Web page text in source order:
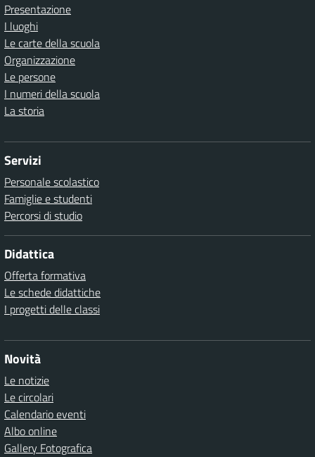
Presentazione
I luoghi
Le carte della scuola
Organizzazione
Le persone
I numeri della scuola
La storia
Servizi
Personale scolastico
Famiglie e studenti
Percorsi di studio
Didattica
Offerta formativa
Le schede didattiche
I progetti delle classi
Novità
Le notizie
Le circolari
Calendario eventi
Albo online
Gallery Fotografica